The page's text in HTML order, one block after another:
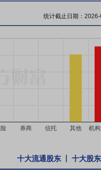
统计截止日期：
十大流通股东 十大股东